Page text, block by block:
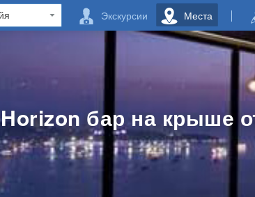
Экскурсии Места
Horizon бар на крыше